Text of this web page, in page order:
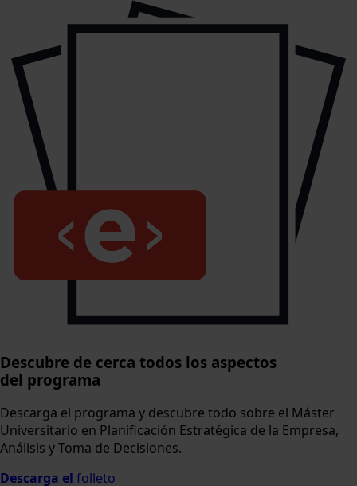
Descubre de cerca todos los aspectos
del programa
Descarga el programa y descubre todo sobre el Máster
Universitario en Planificación Estratégica de la Empresa,
Análisis y Toma de Decisiones.
Descarga el folleto